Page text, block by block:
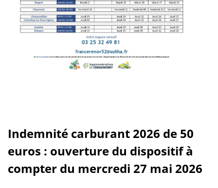
Indemnité carburant 2026 de 50
euros : ouverture du dispositif à
compter du mercredi 27 mai 2026